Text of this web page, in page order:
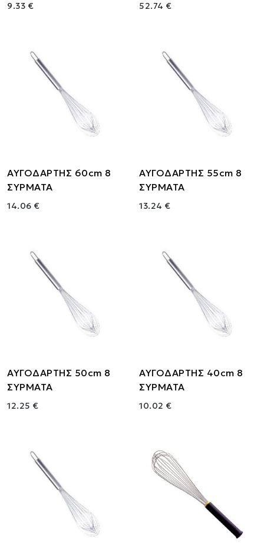
9.33 € 52.74 €
ΑΥΓΟΔΑΡΤΗΣ 60cm 8
ΣΥΡΜΑΤΑ
14.06 €
ΑΥΓΟΔΑΡΤΗΣ 55cm 8
ΣΥΡΜΑΤΑ
13.24 €
ΑΥΓΟΔΑΡΤΗΣ 50cm 8
ΣΥΡΜΑΤΑ
12.25 €
ΑΥΓΟΔΑΡΤΗΣ 40cm 8
ΣΥΡΜΑΤΑ
10.02 €